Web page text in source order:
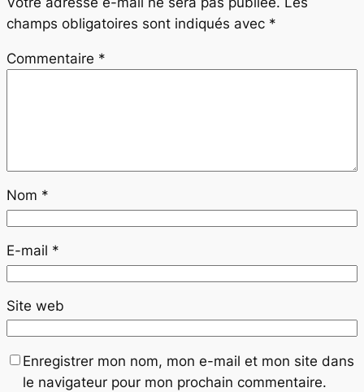
champs obligatoires sont indiqués avec *
Commentaire *
Nom *
E-mail *
Site web
Enregistrer mon nom, mon e-mail et mon site dans
le navigateur pour mon prochain commentaire.